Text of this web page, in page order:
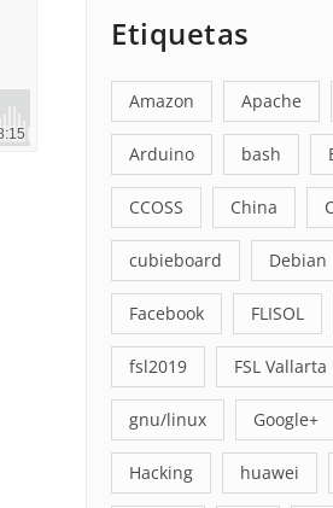
Etiquetas
Amazon Apache
Arduino bash
CCOSS China
cubieboard Debian
Facebook FLISOL
fsl2019 FSL Vallarta
gnu/linux Google+
Hacking huawei